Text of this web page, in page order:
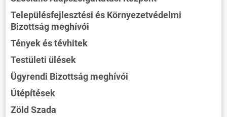
Településfejlesztési és Környezetvédelmi
Bizottság meghívói
Tények és tévhitek
Testületi ülések
Ügyrendi Bizottság meghívói
Útépítések
Zöld Szada